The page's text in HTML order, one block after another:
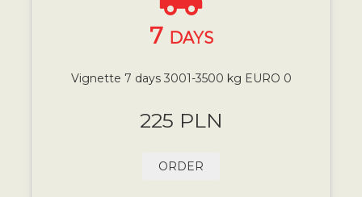
7 DAYS
Vignette 7 days 3001-3500 kg EURO 0
225 PLN
ORDER